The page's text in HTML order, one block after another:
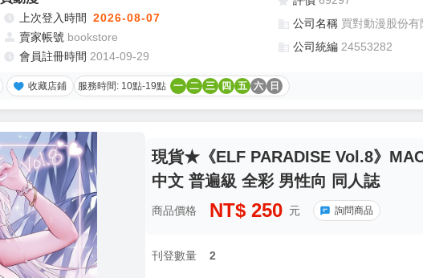
上次登入時間 2026-08-07
賣家帳號 bookstore
會員註冊時間 2014-09-29
公司名稱 買對動漫股份有
公司統編 24553282
收藏店鋪 服務時間: 10點-19點 一 二 三 四 五 六 日
現貨★《ELF PARADISE Vol.8》
中文 普遍級 全彩 男性向 同人誌
商品價格 NT$ 250 元 詢問商品
刊登數量 2